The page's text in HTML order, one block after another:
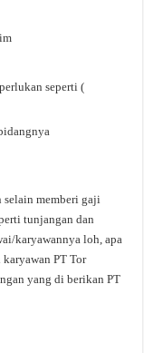
seperti (
selain memberi gaji
tunjangan dan
karyawannya loh, apa
PT Tor
yang di berikan PT